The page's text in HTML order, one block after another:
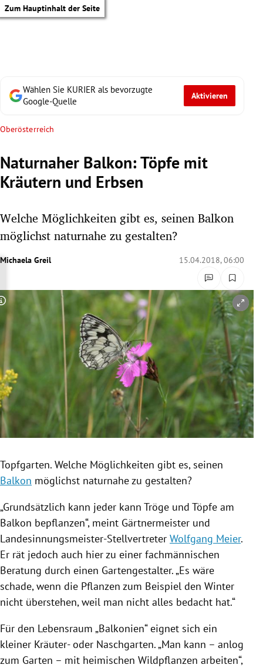
Zum Hauptinhalt der Seite
Untermenü
Untermenü
Untermenü
Untermenü
Untermenü
Untermenü
Untermenü
Wählen Sie KURIER als bevorzugte
Google-Quelle
Aktivieren
Oberösterreich
Naturnaher Balkon: Töpfe mit
Kräutern und Erbsen
Welche Möglichkeiten gibt es, seinen Balkon
möglichst naturnahe zu gestalten?
Michaela Greil 15.04.2018, 06:00
Copyright-Hinweis öffnen/schließen
Topfgarten. Welche Möglichkeiten gibt es, seinen
Balkon möglichst naturnahe zu gestalten?
„Grundsätzlich kann jeder kann Tröge und Töpfe am
Balkon bepflanzen“, meint Gärtnermeister und
Landesinnungsmeister-Stellvertreter Wolfgang Meier.
Er rät jedoch auch hier zu einer fachmännischen
Beratung durch einen Gartengestalter. „Es wäre
schade, wenn die Pflanzen zum Beispiel den Winter
nicht überstehen, weil man nicht alles bedacht hat.“
Für den Lebensraum „Balkonien“ eignet sich ein
kleiner Kräuter- oder Naschgarten. „Man kann – anlog
zum Garten – mit heimischen Wildpflanzen arbeiten“,